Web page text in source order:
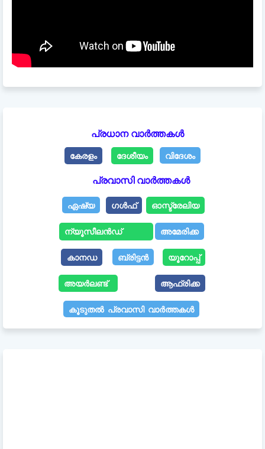
പ്രധാന വാർത്തകൾ
കേരളം ദേശീയം വിദേശം
പ്രവാസി വാർത്തകൾ
ഏഷ്യ ഗൾഫ് ഓസ്ട്രേലിയ
ന്യൂസീലൻഡ് അമേരിക്ക
കാനഡ ബ്രിട്ടൻ യൂറോപ്പ്
അയർലണ്ട് ആഫ്രിക്ക
കൂടുതൽ പ്രവാസി വാർത്തകൾ